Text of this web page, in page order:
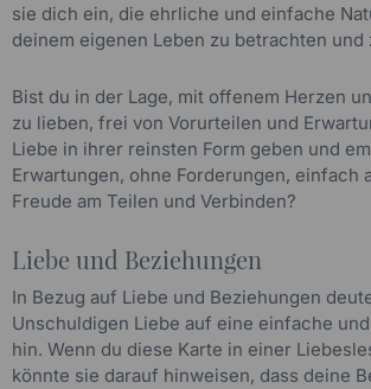
sie dich ein, die ehrliche und einfache
deinem eigenen Leben zu betrachten und
Bist du in der Lage, mit offenem Herzen
zu lieben, frei von Vorurteilen und
Liebe in ihrer reinsten Form geben und
Erwartungen, ohne Forderungen, einfach
Freude am Teilen und Verbinden?
Liebe und Beziehungen
In Bezug auf Liebe und Beziehungen
Unschuldigen Liebe auf eine einfache
hin. Wenn du diese Karte in einer
könnte sie darauf hinweisen, dass deine